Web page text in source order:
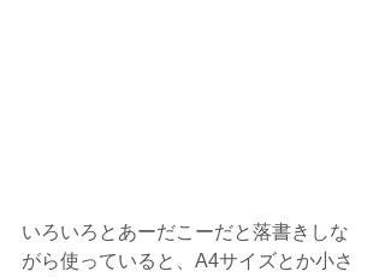
いろいろとあーだこーだと落書きしな
がら使っていると、A4サイズとか小さ